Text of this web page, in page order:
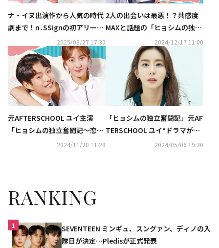
ナ・イヌ出演作から人気の時代
劇まで！n․SSignの初アリーナ
単独公演もテレビ初放送…4月
のホームドラマチャンネルに注
2025/03/27 17:30
2人の出会いは最悪！？共感度
MAXと話題の「ヒョシムの独立
奮闘記～恋と人生は私のモ
ノ！？～」本編第1回を特別公
2024/12/17 11:00
元AFTERSCHOOL ユイ主演
「ヒョシムの独立奮闘記～恋と
人生は私のモノ！？～」2025年
2024/11/20 11:28
「ヒョシムの独立奮闘記」元AF
TERSCHOOL ユイ“ドラマが愛
されていることを実感し
2024/05/06 19:30
RANKING
1
SEVENTEEN ミンギュ、スングァン、ディノの入
隊日が決定…Pledisが正式発表